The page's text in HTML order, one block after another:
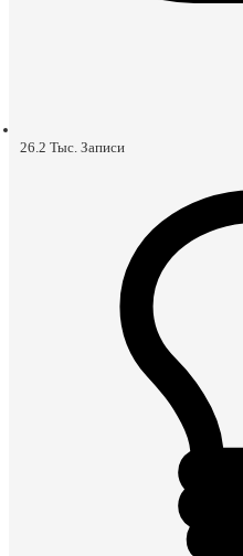
26.2 Тыс. Записи